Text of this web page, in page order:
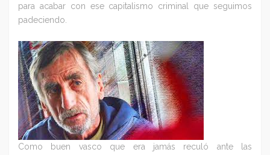
para acabar con ese capitalismo criminal que seguimos
padeciendo.
Como buen vasco que era jamás reculó ante las